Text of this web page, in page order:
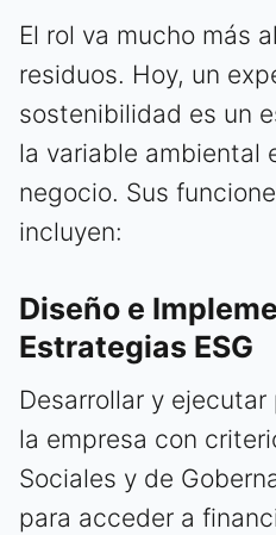
El rol va mucho más
residuos. Hoy, un
sostenibilidad es un
la variable ambiental
negocio. Sus
incluyen:
Diseño e
Estrategias ESG
Desarrollar y
la empresa con
Sociales y de
para acceder a